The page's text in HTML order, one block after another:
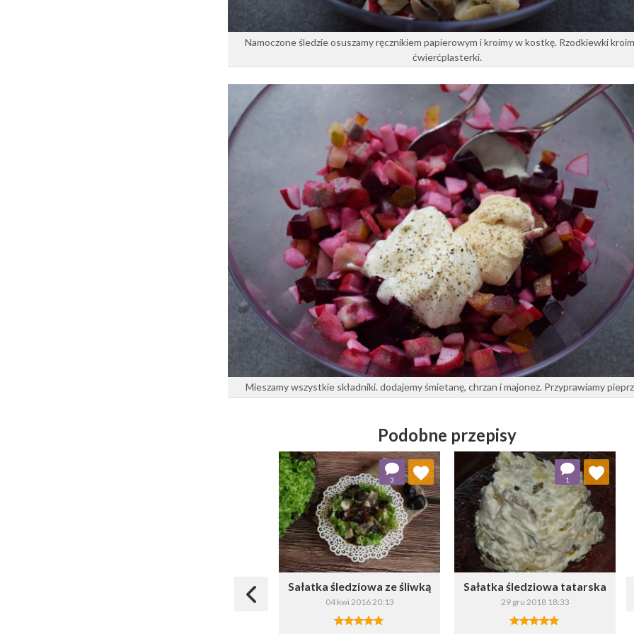
Namoczone śledzie osuszamy ręcznikiem papierowym i kroimy w kostkę. Rzodkiewki
ćwierćplasterki.
Mieszamy wszystkie składniki. dodajemy śmietanę, chrzan i majonez. Przyprawiamy
Podobne przepisy
Sałatka śledziowa ze śliwką
04 kwi 2016 20:13
3
Dodaj do ulubionych
Wybierz listę:
Sałatka śledziowa tatarska
29 gru 2018 18:33
1
Dodaj do ulubionych
Wybierz listę: